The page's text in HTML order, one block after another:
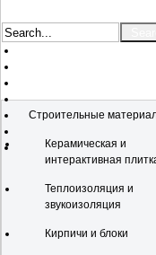
Строительные
Керамическая и
интерактивная
Теплоизоляция и
звукоизоляция
Кирпичи и блоки